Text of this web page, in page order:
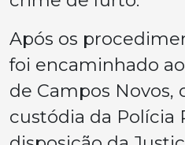
Após os
foi encaminhado
de Campos Novos,
custódia da Polícia